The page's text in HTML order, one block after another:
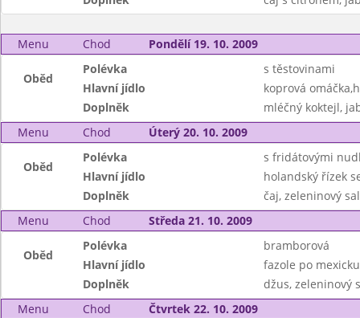
Menu Chod Pondělí 19. 10. 2009
Oběd
Polévka
s těstovinami
Hlavní jídlo
koprová
Doplněk
mléčný koktejl,
Menu
Chod Úterý 20. 10. 2009
Oběd
Polévka
s fridátovými
Hlavní jídlo
holandský řízek
Doplněk
čaj, zeleninový
Menu
Chod Středa 21. 10. 2009
Oběd
Polévka
bramborová
Hlavní jídlo
fazole po mexicku
Doplněk
džus, zeleninový
Menu
Chod Čtvrtek 22. 10. 2009